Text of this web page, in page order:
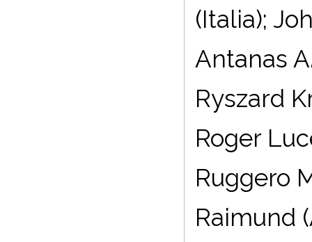
(Italia);
Antanas
Ryszard
Roger
Ruggero
Raimund